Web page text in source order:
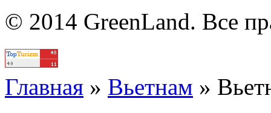
© 2014 GreenLand. Все
Главная » Вьетнам »